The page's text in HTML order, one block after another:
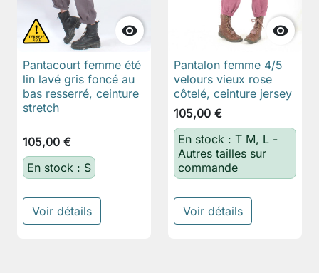

Pantacourt femme été
lin lavé gris foncé au
bas resserré, ceinture
stretch
105,00 €
En stock : S
Voir détails

Pantalon femme 4/5
velours vieux rose
côtelé, ceinture jersey
105,00 €
En stock : T M, L -
Autres tailles sur
commande
Voir détails